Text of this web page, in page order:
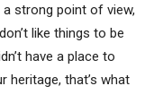
strong point of view,
like things to be
have a place to
heritage, that’s what